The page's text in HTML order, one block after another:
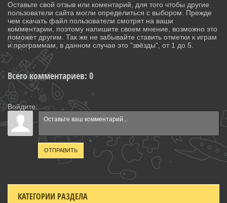
Оставьте свой отзыв или коментарий, для того чтобы другие
пользователи сайта могли определиться с выбором. Прежде
чем скачать файл пользователи смотрят на ваши
комментарии, поэтому напишите своем мнение, возможно это
поможет другим. Так же не забывайте ставить отметки к играм
и программам, в данном случае это "звёзды", от 1 до 5.
Всего комментариев: 0
Войдите:
ОТПРАВИТЬ
КАТЕГОРИИ РАЗДЕЛА